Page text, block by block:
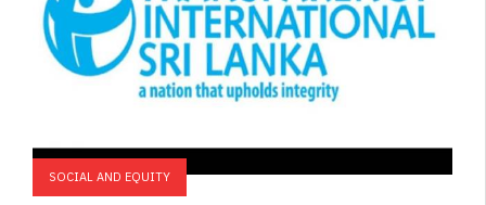
SOCIAL AND EQUITY